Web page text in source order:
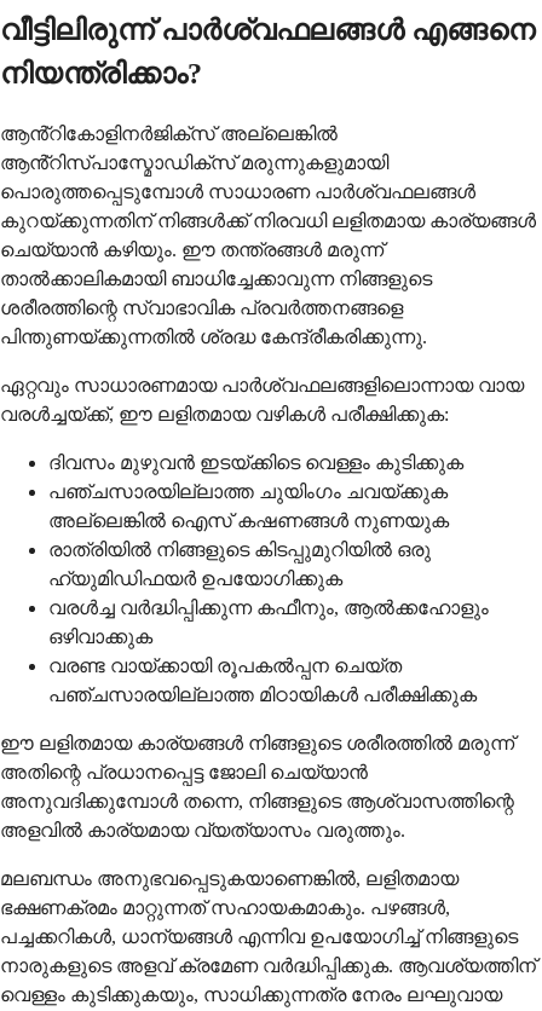
വീട്ടിലിരുന്ന് പാർശ്വഫലങ്ങൾ എങ്ങനെ
നിയന്ത്രിക്കാം?
ആൻ്റികോളിനർജിക്സ് അല്ലെങ്കിൽ
ആൻ്റിസ്പാസ്മോഡിക്സ് മരുന്നുകളുമായി
പൊരുത്തപ്പെടുമ്പോൾ സാധാരണ പാർശ്വഫലങ്ങൾ
കുറയ്ക്കുന്നതിന് നിങ്ങൾക്ക് നിരവധി ലളിതമായ കാര്യങ്ങൾ
ചെയ്യാൻ കഴിയും. ഈ തന്ത്രങ്ങൾ മരുന്ന്
താൽക്കാലികമായി ബാധിച്ചേക്കാവുന്ന നിങ്ങളുടെ
ശരീരത്തിന്റെ സ്വാഭാവിക പ്രവർത്തനങ്ങളെ
പിന്തുണയ്ക്കുന്നതിൽ ശ്രദ്ധ കേന്ദ്രീകരിക്കുന്നു.
ഏറ്റവും സാധാരണമായ പാർശ്വഫലങ്ങളിലൊന്നായ വായ
വരൾച്ചയ്ക്ക്, ഈ ലളിതമായ വഴികൾ പരീക്ഷിക്കുക:
ദിവസം മുഴുവൻ ഇടയ്ക്കിടെ വെള്ളം കുടിക്കുക
പഞ്ചസാരയില്ലാത്ത ചുയിംഗം ചവയ്ക്കുക
അല്ലെങ്കിൽ ഐസ് കഷണങ്ങൾ നുണയുക
രാത്രിയിൽ നിങ്ങളുടെ കിടപ്പുമുറിയിൽ ഒരു
ഹ്യുമിഡിഫയർ ഉപയോഗിക്കുക
വരൾച്ച വർദ്ധിപ്പിക്കുന്ന കഫീനും, ആൽക്കഹോളും
ഒഴിവാക്കുക
വരണ്ട വായ്ക്കായി രൂപകൽപ്പന ചെയ്ത
പഞ്ചസാരയില്ലാത്ത മിഠായികൾ പരീക്ഷിക്കുക
ഈ ലളിതമായ കാര്യങ്ങൾ നിങ്ങളുടെ ശരീരത്തിൽ മരുന്ന്
അതിന്റെ പ്രധാനപ്പെട്ട ജോലി ചെയ്യാൻ
അനുവദിക്കുമ്പോൾ തന്നെ, നിങ്ങളുടെ ആശ്വാസത്തിന്റെ
അളവിൽ കാര്യമായ വ്യത്യാസം വരുത്തും.
മലബന്ധം അനുഭവപ്പെടുകയാണെങ്കിൽ, ലളിതമായ
ഭക്ഷണക്രമം മാറ്റുന്നത് സഹായകമാകും. പഴങ്ങൾ,
പച്ചക്കറികൾ, ധാന്യങ്ങൾ എന്നിവ ഉപയോഗിച്ച് നിങ്ങളുടെ
നാരുകളുടെ അളവ് ക്രമേണ വർദ്ധിപ്പിക്കുക. ആവശ്യത്തിന്
വെള്ളം കുടിക്കുകയും, സാധിക്കുന്നത്ര നേരം ലഘുവായ